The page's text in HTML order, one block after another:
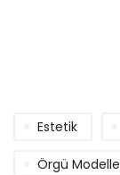
Estetik
Örgü